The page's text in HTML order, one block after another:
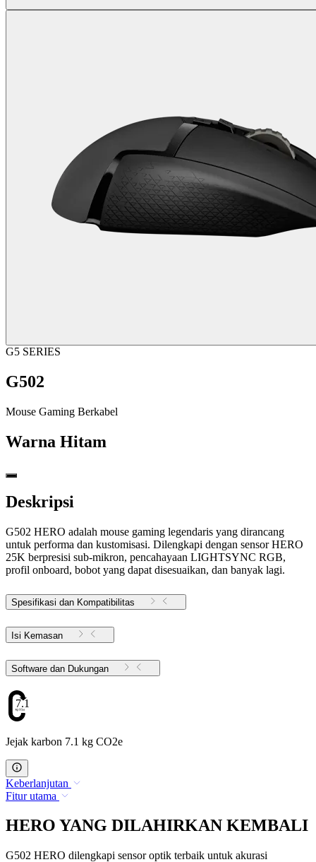
G5 SERIES
G502
Mouse Gaming Berkabel
Warna Hitam
Deskripsi
G502 HERO adalah mouse gaming legendaris yang dirancang
untuk performa dan kustomisasi. Dilengkapi dengan sensor HERO
25K berpresisi sub-mikron, pencahayaan LIGHTSYNC RGB,
profil onboard, bobot yang dapat disesuaikan, dan banyak lagi.
Spesifikasi dan Kompatibilitas
Isi Kemasan
Software dan Dukungan
7.1
Jejak karbon 7.1 kg CO2e
Keberlanjutan
Fitur utama
HERO YANG DILAHIRKAN KEMBALI
G502 HERO dilengkapi sensor optik terbaik untuk akurasi